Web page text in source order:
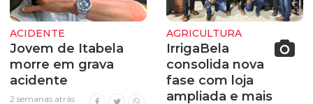
ACIDENTE
Jovem de Itabela
morre em grava
acidente
2 semanas atrás
AGRICULTURA
IrrigaBela
consolida nova
fase com loja
ampliada e mais